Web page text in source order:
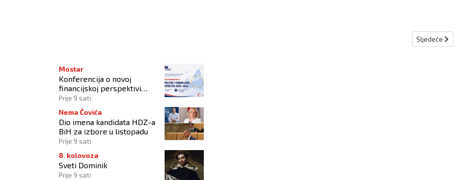
Sljedeći
Sljedeće
Mostar
Konferencija o novoj
financijskoj perspektivi
Europske unije 2028.–2034.
Prije 9 sati
Nema Čovića
Dio imena kandidata HDZ-a
BiH za izbore u listopadu
Prije 9 sati
8. kolovoza
Sveti Dominik
Prije 9 sati